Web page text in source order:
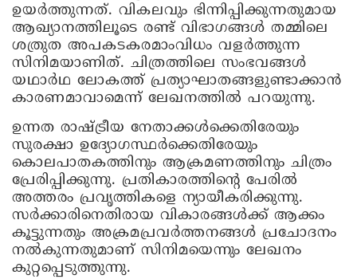
ഉയര്‍ത്തുന്നത്. വികലവും ഭിന്നിപ്പിക്കുന്നതുമായ
ആഖ്യാനത്തിലൂടെ രണ്ട് വിഭാഗങ്ങള്‍ തമ്മിലെ
ശത്രുത അപകടകരമാംവിധം വളര്‍ത്തുന്ന
സിനിമയാണിത്. ചിത്രത്തിലെ സംഭവങ്ങള്‍
യഥാര്‍ഥ ലോകത്ത് പ്രത്യാഘാതങ്ങളുണ്ടാക്കാന്‍
കാരണമാവാമെന്ന് ലേഖനത്തില്‍ പറയുന്നു.
ഉന്നത രാഷ്ട്രീയ നേതാക്കള്‍ക്കെതിരേയും
സുരക്ഷാ ഉദ്യോഗസ്ഥര്‍ക്കെതിരേയും
കൊലപാതകത്തിനും ആക്രമണത്തിനും ചിത്രം
പ്രേരിപ്പിക്കുന്നു. പ്രതികാരത്തിന്റെ പേരില്‍
അത്തരം പ്രവൃത്തികളെ ന്യായീകരിക്കുന്നു.
സര്‍ക്കാരിനെതിരായ വികാരങ്ങള്‍ക്ക് ആക്കം
കൂട്ടുന്നതും അക്രമപ്രവര്‍ത്തനങ്ങള്‍ പ്രചോദനം
നല്‍കുന്നതുമാണ് സിനിമയെന്നും ലേഖനം
കുറ്റപ്പെടുത്തുന്നു.